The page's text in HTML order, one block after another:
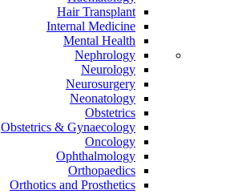
Hair Transplant
Internal Medicine
Mental Health
Nephrology
Neurology
Neurosurgery
Neonatology
Obstetrics
Obstetrics & Gynaecology
Oncology
Ophthalmology
Orthopaedics
Orthotics and Prosthetics